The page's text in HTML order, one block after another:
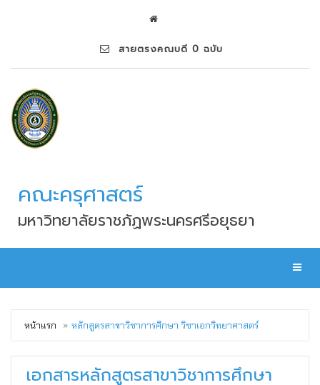
สายตรงคณบดี 0 ฉบับ
คณะครุศาสตร์
มหาวิทยาลัยราชภัฏพระนครศรีอยุธยา
หน้าแรก หลักสูตรสาขาวิชาการศึกษา วิชาเอกวิทยาศาสตร์
เอกสารหลักสูตรสาขาวิชาการศึกษา